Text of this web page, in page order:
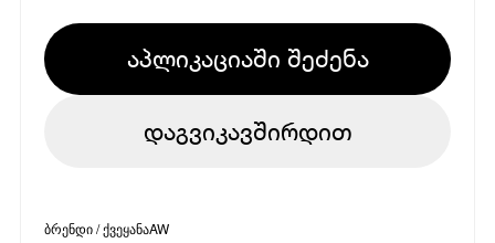
აპლიკაციაში შეძენა
დაგვიკავშირდით
ბრენდი / ქვეყანაAW